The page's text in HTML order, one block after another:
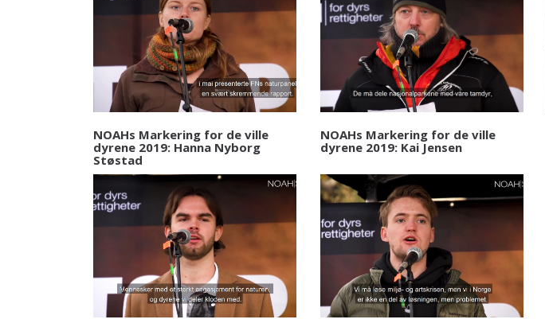
NOAHs Markering for de ville
dyrene 2019: Hanna Nyborg
Støstad
NOAHs Markering for de ville
dyrene 2019: Kai Jensen